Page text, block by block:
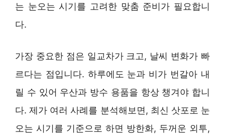
는 눈오는 시기를 고려한 맞춤 준비가 필요합니
다.
가장 중요한 점은 일교차가 크고, 날씨 변화가 빠
르다는 점입니다. 하루에도 눈과 비가 번갈아 내
릴 수 있어 우산과 방수 용품을 항상 챙겨야 합니
다. 제가 여러 사례를 분석해보면, 최신 삿포로 눈
오는 시기를 기준으로 하면 방한화, 두꺼운 외투,